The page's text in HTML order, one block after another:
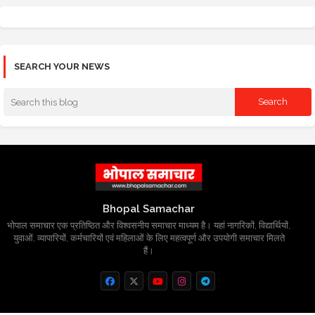
SEARCH YOUR NEWS
Bhopal Samachar
भोपाल समाचार एक प्रतिष्ठित और विश्वसनीय समाचार माध्यम है। यहां नागरिकों, विद्यार्थियों,
युवाओं, व्यापारियों, कर्मचारियों एवं महिलाओं के लिए महत्वपूर्ण और उपयोगी समाचार मिलते
हैं।